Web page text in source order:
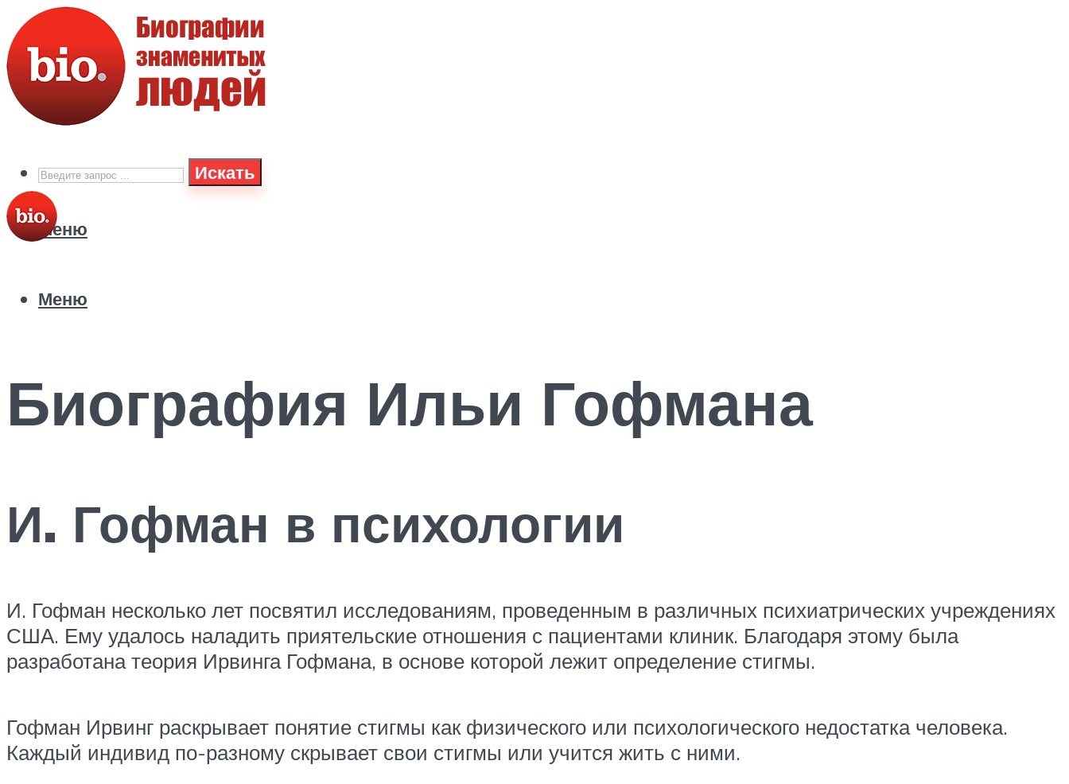
Искать
Меню
Меню
Биография Ильи Гофмана
И. Гофман в психологии
И. Гофман несколько лет посвятил исследованиям, проведенным в различных психиатрических учреждениях
США. Ему удалось наладить приятельские отношения с пациентами клиник. Благодаря этому была
разработана теория Ирвинга Гофмана, в основе которой лежит определение стигмы.
Гофман Ирвинг раскрывает понятие стигмы как физического или психологического недостатка человека.
Каждый индивид по-разному скрывает свои стигмы или учится жить с ними.